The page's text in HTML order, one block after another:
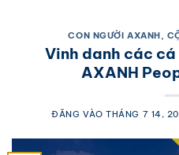
CON NGƯỜI AXANH
Vinh danh các
AXANH
ĐĂNG VÀOTHÁNG 7 14,